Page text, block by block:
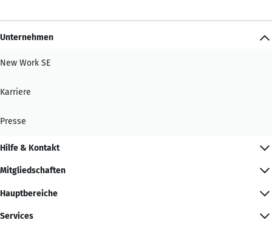
Unternehmen
New Work SE
Karriere
Presse
Hilfe & Kontakt
Mitgliedschaften
Hauptbereiche
Services